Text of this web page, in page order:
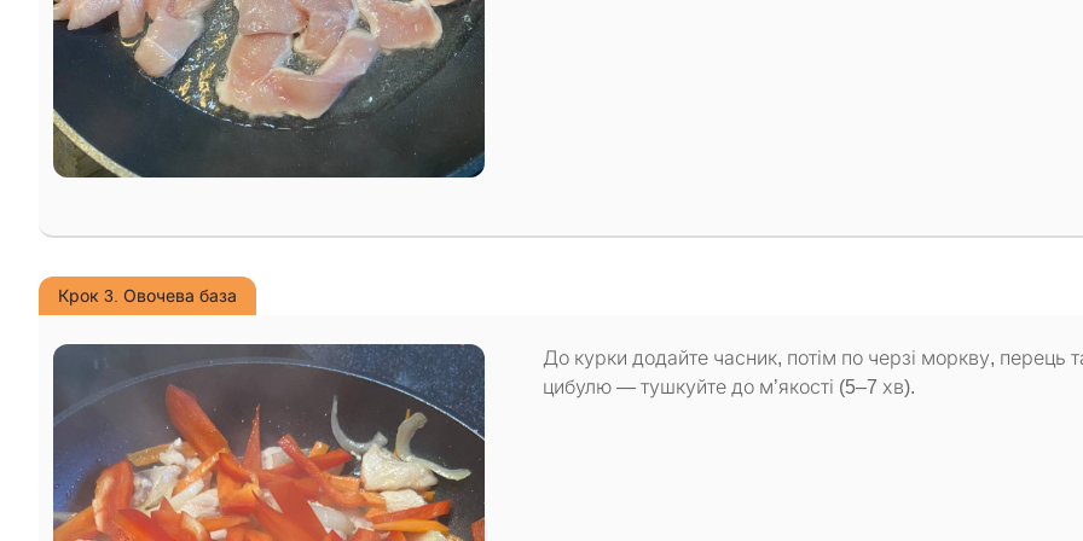
Крок 3. Овочева база
До курки додайте часник, потім по черзі моркву, перець
цибулю — тушкуйте до м’якості (5–7 хв).